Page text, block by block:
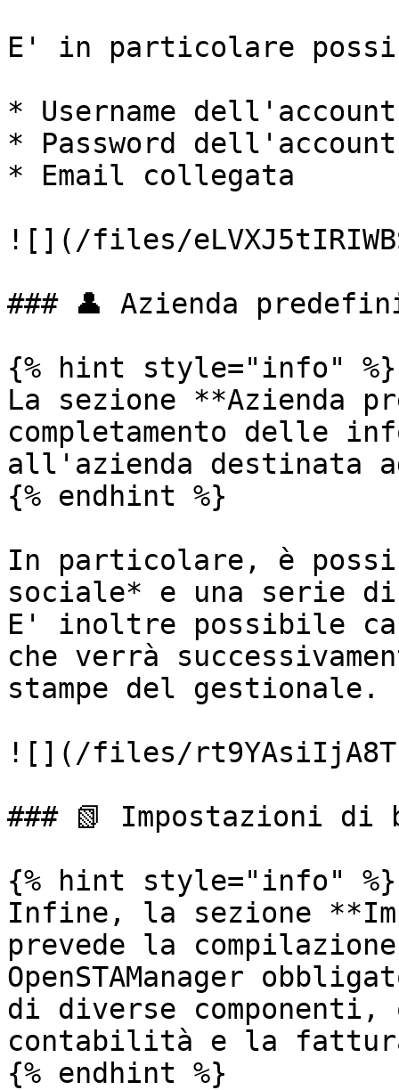
E' in particolare
* Username dell'account
* Password dell'account
* Email collegata
![](/files/
### 👤 Azienda
{% hint style="info" %}
La sezione **Azienda
completamento delle
all'azienda destinata
{% endhint %}
In particolare, è
sociale* e una serie
E' inoltre possibile
che verrà
stampe del gestionale.
![](/files/
### 📗 Impostazioni di
{% hint style="info" %}
Infine, la sezione
prevede la
OpenSTAManager
di diverse
contabilità e la
{% endhint %}